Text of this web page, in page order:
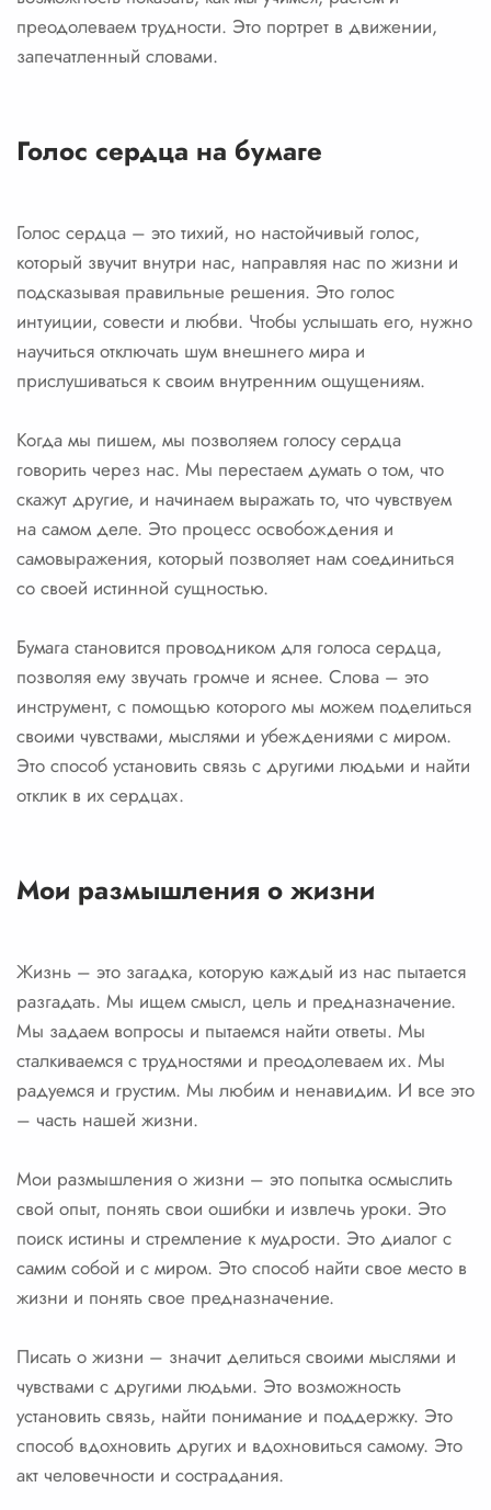
преодолеваем трудности. Это портрет в движении,
запечатленный словами.
Голос сердца на бумаге
Голос сердца – это тихий, но настойчивый голос,
который звучит внутри нас, направляя нас по жизни и
подсказывая правильные решения. Это голос
интуиции, совести и любви. Чтобы услышать его, нужно
научиться отключать шум внешнего мира и
прислушиваться к своим внутренним ощущениям.
Когда мы пишем, мы позволяем голосу сердца
говорить через нас. Мы перестаем думать о том, что
скажут другие, и начинаем выражать то, что чувствуем
на самом деле. Это процесс освобождения и
самовыражения, который позволяет нам соединиться
со своей истинной сущностью.
Бумага становится проводником для голоса сердца,
позволяя ему звучать громче и яснее. Слова – это
инструмент, с помощью которого мы можем поделиться
своими чувствами, мыслями и убеждениями с миром.
Это способ установить связь с другими людьми и найти
отклик в их сердцах.
Мои размышления о жизни
Жизнь – это загадка, которую каждый из нас пытается
разгадать. Мы ищем смысл, цель и предназначение.
Мы задаем вопросы и пытаемся найти ответы. Мы
сталкиваемся с трудностями и преодолеваем их. Мы
радуемся и грустим. Мы любим и ненавидим. И все это
– часть нашей жизни.
Мои размышления о жизни – это попытка осмыслить
свой опыт, понять свои ошибки и извлечь уроки. Это
поиск истины и стремление к мудрости. Это диалог с
самим собой и с миром. Это способ найти свое место в
жизни и понять свое предназначение.
Писать о жизни – значит делиться своими мыслями и
чувствами с другими людьми. Это возможность
установить связь, найти понимание и поддержку. Это
способ вдохновить других и вдохновиться самому. Это
акт человечности и сострадания.